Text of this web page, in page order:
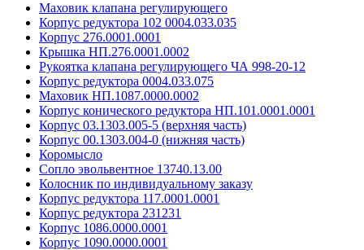
Маховик клапана регулирующего
Корпус редуктора 102 0004.033.035
Корпус 276.0001.0001
Крышка НП.276.0001.0002
Рукоятка клапана регулирующего ЧА 998-20-12
Корпус редуктора 0004.033.075
Маховик НП.1087.0000.0002
Корпус конического редуктора НП.101.0001.0001
Корпус 03.1303.005-5 (верхняя часть)
Корпус 00.1303.004-0 (нижняя часть)
Коромысло
Сопло эвольвентное 13740.13.00
Колосник по индивидуальному заказу
Корпус редуктора 117.0001.0001
Корпус редуктора 231231
Корпус 1086.0000.0001
Корпус 1090.0000.0001